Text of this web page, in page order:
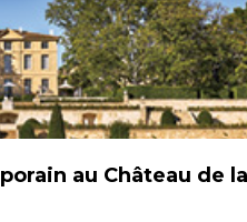
au Château de la